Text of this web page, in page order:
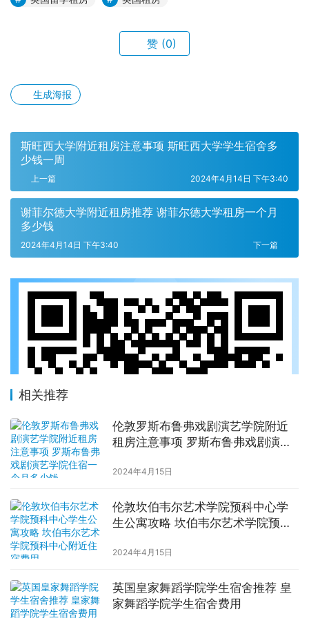
赞 (0)
生成海报
斯旺西大学附近租房注意事项 斯旺西大学学生宿舍多
少钱一周
上一篇 2024年4月14日 下午3:40
谢菲尔德大学附近租房推荐 谢菲尔德大学租房一个月
多少钱
下一篇
2024年4月14日 下午3:40
相关推荐
伦敦罗斯布鲁弗戏剧演艺学院附近
租房注意事项 罗斯布鲁弗戏剧演艺
2024年4月15日
伦敦坎伯韦尔艺术学院预科中心学
生公寓攻略 坎伯韦尔艺术学院预科
2024年4月15日
英国皇家舞蹈学院学生宿舍推荐 皇
家舞蹈学院学生宿舍费用